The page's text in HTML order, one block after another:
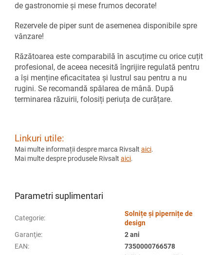
de gastronomie și mese frumos decorate!
Rezervele de piper sunt de asemenea disponibile spre
vânzare!
Răzătoarea este comparabilă în ascuțime cu orice cuțit
profesional, de aceea necesită îngrijire regulată pentru
a își menține eficacitatea și lustrul sau pentru a nu
rugini. Se recomandă spălarea de mână. După
terminarea răzuirii, folosiți periuța de curățare.
Linkuri utile:
Mai multe informații despre marca Rivsalt aici.
Mai multe despre produsele Rivsalt aici.
Parametri suplimentari
Categorie:
Solnițe și pipernițe de
design
Garanţie:
2 ani
EAN: 7350000766578